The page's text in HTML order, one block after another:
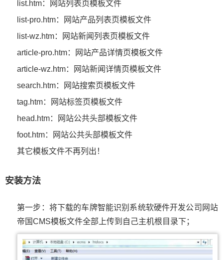
list.htm：网站列表页模板文件
list-pro.htm：网站产品列表页模板文件
list-wz.htm：网站新闻列表页模板文件
article-pro.htm：网站产品详情页模板文件
article-wz.htm：网站新闻详情页模板文件
search.htm：网站搜索页模板文件
tag.htm：网站标签页模板文件
head.htm：网站公共头部模板文件
foot.htm：网站公共头部模板文件
其它模板文件不再列出！
安装方法
第一步：将下载的车牌智能识别系统软硬件开发公司网站
帝国CMS模板文件全部上传到自己主机根目录下；